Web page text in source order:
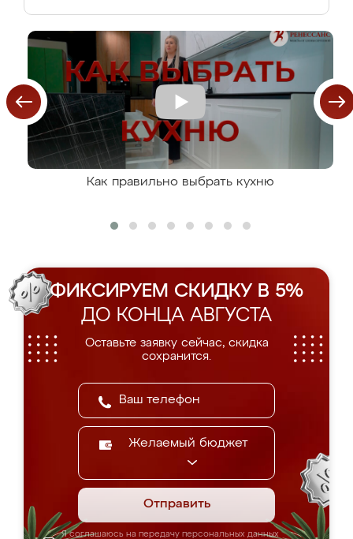
Как правильно выбрать кухню
ФИКСИРУЕМ СКИДКУ В 5%
ДО КОНЦА АВГУСТА
Оставьте заявку сейчас, скидка
сохранится.
Желаемый бюджет
Отправить
Я соглашаюсь на передачу персональных данных